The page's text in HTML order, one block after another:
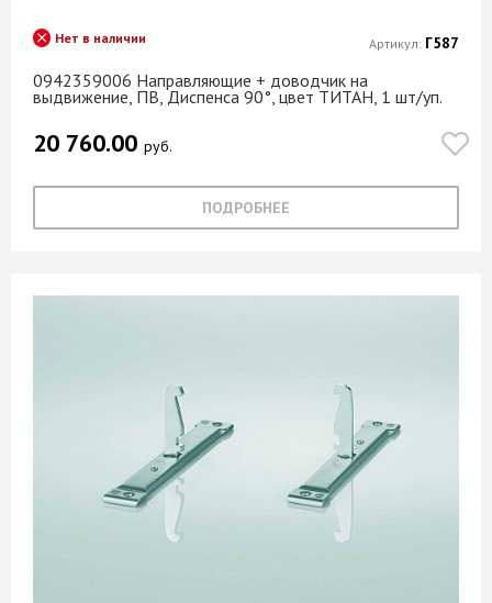
0942359006 Направляющие + доводчик на
выдвижение, ПВ, Диспенса 90°, цвет ТИТАН, 1 шт/уп.
Нет в наличии
20 760.00 руб.
ПОДРОБНЕЕ
Артикул: Г587